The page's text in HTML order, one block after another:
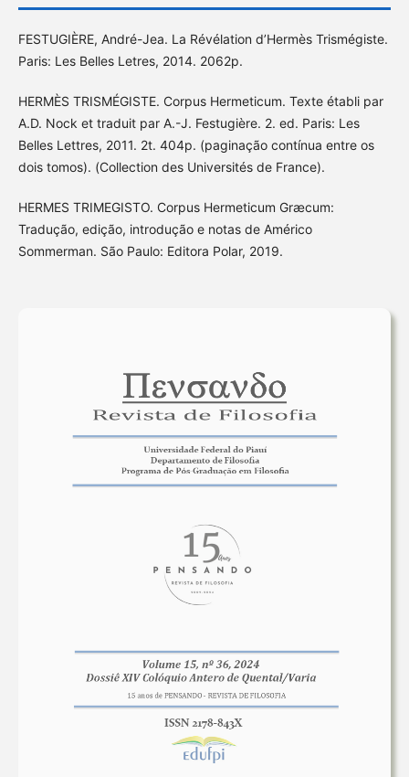
FESTUGIÈRE, André-Jea. La Révélation d’Hermès Trismégiste.
Paris: Les Belles Letres, 2014. 2062p.
HERMÈS TRISMÉGISTE. Corpus Hermeticum. Texte établi par
A.D. Nock et traduit par A.-J. Festugière. 2. ed. Paris: Les
Belles Lettres, 2011. 2t. 404p. (paginação contínua entre os
dois tomos). (Collection des Universités de France).
HERMES TRIMEGISTO. Corpus Hermeticum Græcum:
Tradução, edição, introdução e notas de Américo
Sommerman. São Paulo: Editora Polar, 2019.